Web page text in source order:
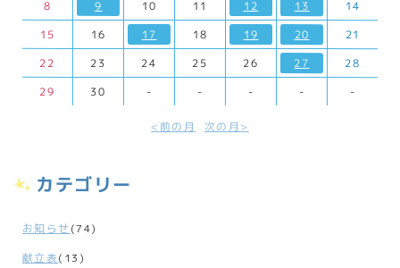
8
9 10 11 12 13
14
15
16 17 18 19 20
21
22
23 24 25 26 27
28
29
30 - - - - -
前の月 次の月
カテゴリー
お知らせ (74)
献立表(13)